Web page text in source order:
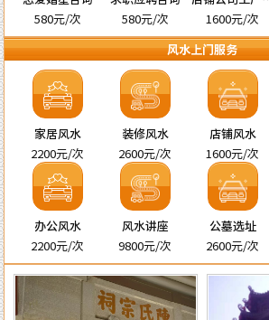
580元/次
580元/次
名
1600元/次
风水上门服务
家居风水
2200元/次
装修风水
2600元/次
店铺风水
1600元/次
办公风水
2200元/次
风水讲座
9800元/次
公墓选址
2600元/次